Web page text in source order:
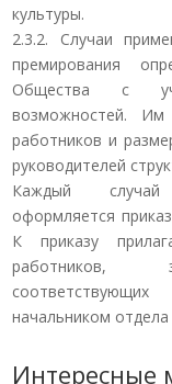
культуры.
2.3.2. Случаи
премирования
Общества с
возможностей. Им
работников и
руководителей
Каждый случай
оформляется
К приказу
работников,
начальником
Интересные